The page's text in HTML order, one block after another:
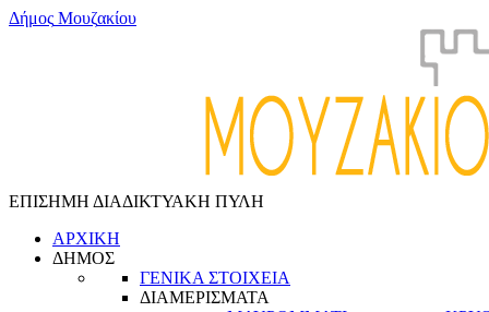
Δήμος Μουζακίου
ΕΠΙΣΗΜΗ ΔΙΑΔΙΚΤΥΑΚΗ ΠΥΛΗ
ΑΡΧΙΚΗ
ΔΗΜΟΣ
ΓΕΝΙΚΑ ΣΤΟΙΧΕΙΑ
ΔΙΑΜΕΡΙΣΜΑΤΑ